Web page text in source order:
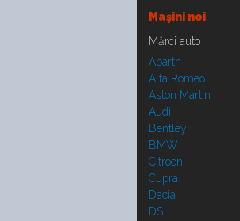
Maşini noi
Mărci auto
Abarth
Alfa Romeo
Aston Martin
Audi
Bentley
BMW
Citroen
Cupra
Dacia
DS